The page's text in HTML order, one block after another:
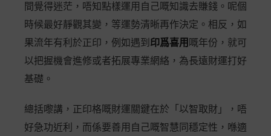
間覺得迷茫，唔知點樣運用自己嘅知識去賺錢。呢個
時候最好靜觀其變，等運勢清晰再作決定。相反，如
果流年有利於正印，例如遇到 印爲喜用 嘅年份，就可
以把握機會進修或者拓展專業網絡，為長遠財運打好
基礎。
總括嚟講，正印格嘅財運關鍵在於「以智取財」，唔
好急功近利，而係要善用自己嘅智慧同穩定性，喺適